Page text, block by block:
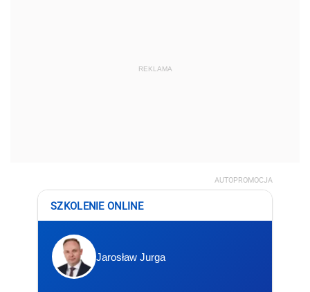
REKLAMA
AUTOPROMOCJA
SZKOLENIE ONLINE
Jarosław Jurga